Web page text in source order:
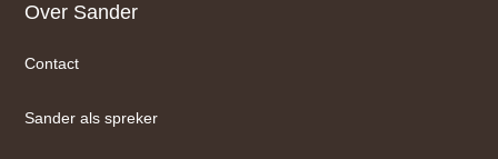
Footer
Over Sander
Contact
Sander als spreker